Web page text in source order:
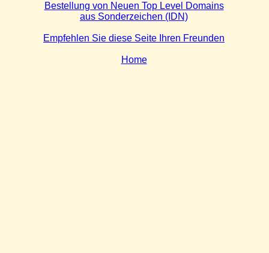
Bestellung von Neuen Top Level Domains
aus Sonderzeichen (IDN)
Empfehlen Sie diese Seite Ihren Freunden
Home